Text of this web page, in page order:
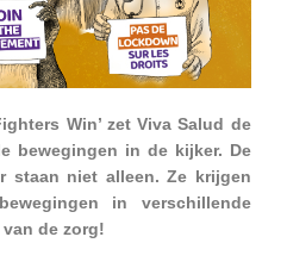
Win’ zet Viva Salud de
bewegingen in de kijker. De
staan niet alleen. Ze krijgen
in verschillende
de zorg!